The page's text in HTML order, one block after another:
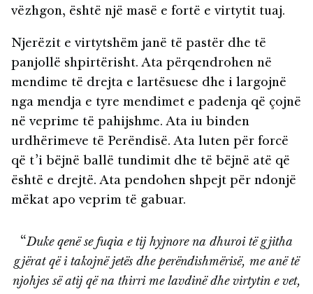
vëzhgon, është një masë e fortë e virtytit tuaj.
Njerëzit e virtytshëm janë të pastër dhe të
panjollë shpirtërisht. Ata përqendrohen në
mendime të drejta e lartësuese dhe i largojnë
nga mendja e tyre mendimet e padenja që çojnë
në veprime të pahijshme. Ata iu binden
urdhërimeve të Perëndisë. Ata luten për forcë
që t’i bëjnë ballë tundimit dhe të bëjnë atë që
është e drejtë. Ata pendohen shpejt për ndonjë
mëkat apo veprim të gabuar.
“Duke qenë se fuqia e tij hyjnore na dhuroi të gjitha
gjërat që i takojnë jetës dhe perëndishmërisë, me anë të
njohjes së atij që na thirri me lavdinë dhe virtytin e vet,